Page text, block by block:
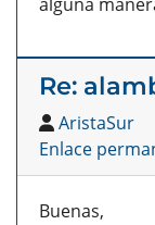
Re:
AristaSur
Enlace
Buenas,